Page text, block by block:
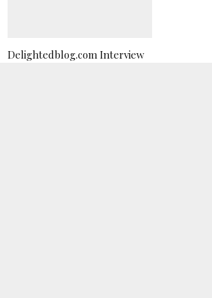
Delightedblog.com Interview